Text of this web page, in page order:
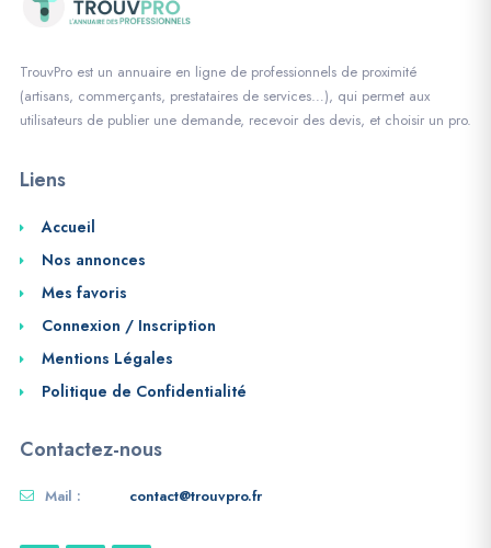
TrouvPro est un annuaire en ligne de professionnels de proximité
(artisans, commerçants, prestataires de services…), qui permet aux
utilisateurs de publier une demande, recevoir des devis, et choisir un pro.
Liens
Accueil
Nos annonces
Mes favoris
Connexion / Inscription
Mentions Légales
Politique de Confidentialité
Contactez-nous
Mail : contact@trouvpro.fr